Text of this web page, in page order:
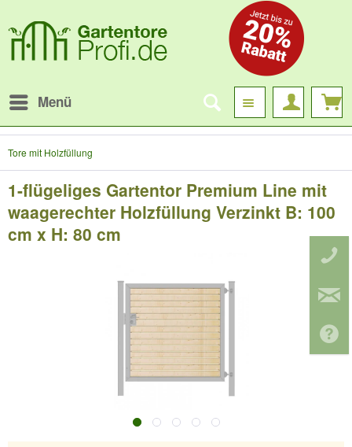
Menü
Tore mit Holzfüllung
1-flügeliges Gartentor Premium Line mit
waagerechter Holzfüllung Verzinkt B: 100
cm x H: 80 cm